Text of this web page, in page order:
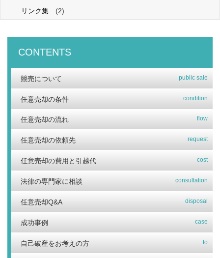
リンク集 (2)
CONTENTS
競売について public sale
任意売却の条件 condition
任意売却の流れ flow
任意売却の依頼先 request
任意売却の費用と引越代 cost
法律の専門家に相談 consultation
任意売却Q&A disposal
成功事例 case
自己破産をお考えの方 to